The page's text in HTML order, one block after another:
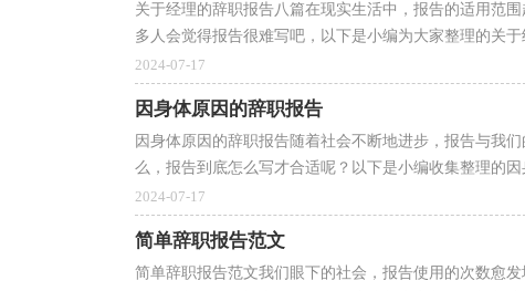
关于经理的辞职报告八篇在现实生活中，报告的适用范
多人会觉得报告很难写吧，以下是小编为大家整理的关
2024-07-17
因身体原因的辞职报告
因身体原因的辞职报告随着社会不断地进步，报告与我
么，报告到底怎么写才合适呢？以下是小编收集整理的
2024-07-17
简单辞职报告范文
简单辞职报告范文我们眼下的社会，报告使用的次数愈